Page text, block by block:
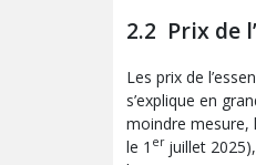
2.2 Prix de
Les prix de
s’explique en
moindre mesure,
le 1 erjuillet